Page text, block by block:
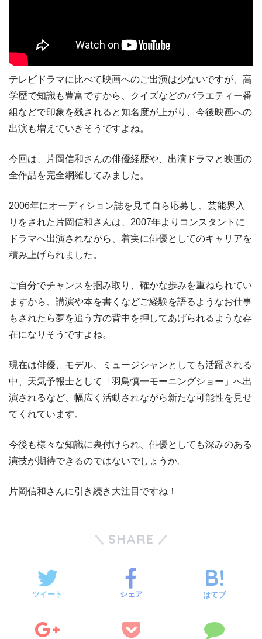
テレビドラマに比べて映画へのご出演は少ないですが、高
学歴で知識も豊富ですから、クイズなどのバラエティー番
組などで印象を残されると知名度が上がり、今後映画への
出演も増えていきそうですよね。
今回は、片岡信和さんの俳優経歴や、出演ドラマと映画の
全作品を完全網羅してみました。
2006年にオーディション誌を見て自ら応募し、芸能界入
りをされた片岡信和さんは、2007年よりコンスタントに
ドラマへ出演されながら、着実に俳優としてのキャリアを
積み上げられました。
ご自分でチャンスを掴み取り、確かな歩みを重ねられてい
ますから、講演や本を書くなどご経験を語るようなお仕事
もされたら夢を追う方の背中を押してあげられるような存
在になりそうですよね。
現在は俳優、モデル、ミュージシャンとしても活躍される
中、天気予報士として「羽鳥慎一モーニングショー」へ出
演されるなど、幅広く活動されながら新たな可能性を見せ
てくれています。
今後も様々な知識に裏付けられ、俳優としても深みのある
演技が期待できるのではないでしょうか。
片岡信和さんに引き続き大注目ですね！
SHARE
ツイート シェア はてブ